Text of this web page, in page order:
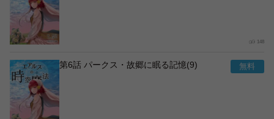
148
第6話 パークス・故郷に眠る記憶(9)